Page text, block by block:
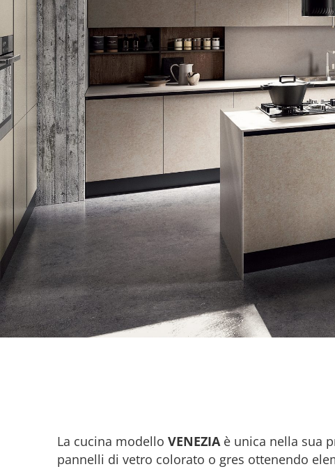
La cucina modello VENEZIAè unica nella sua
pannelli di vetro colorato o gres ottenendo